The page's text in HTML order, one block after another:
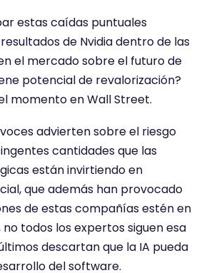
estas caídas puntuales
de Nvidia dentro de las
el mercado sobre el futuro de
potencial de revalorización?
momento en Wall Street.
advierten sobre el riesgo
cantidades que las
están invirtiendo en
que además han provocado
de estas compañías estén en
todos los expertos siguen esa
descartan que la IA pueda
del software.